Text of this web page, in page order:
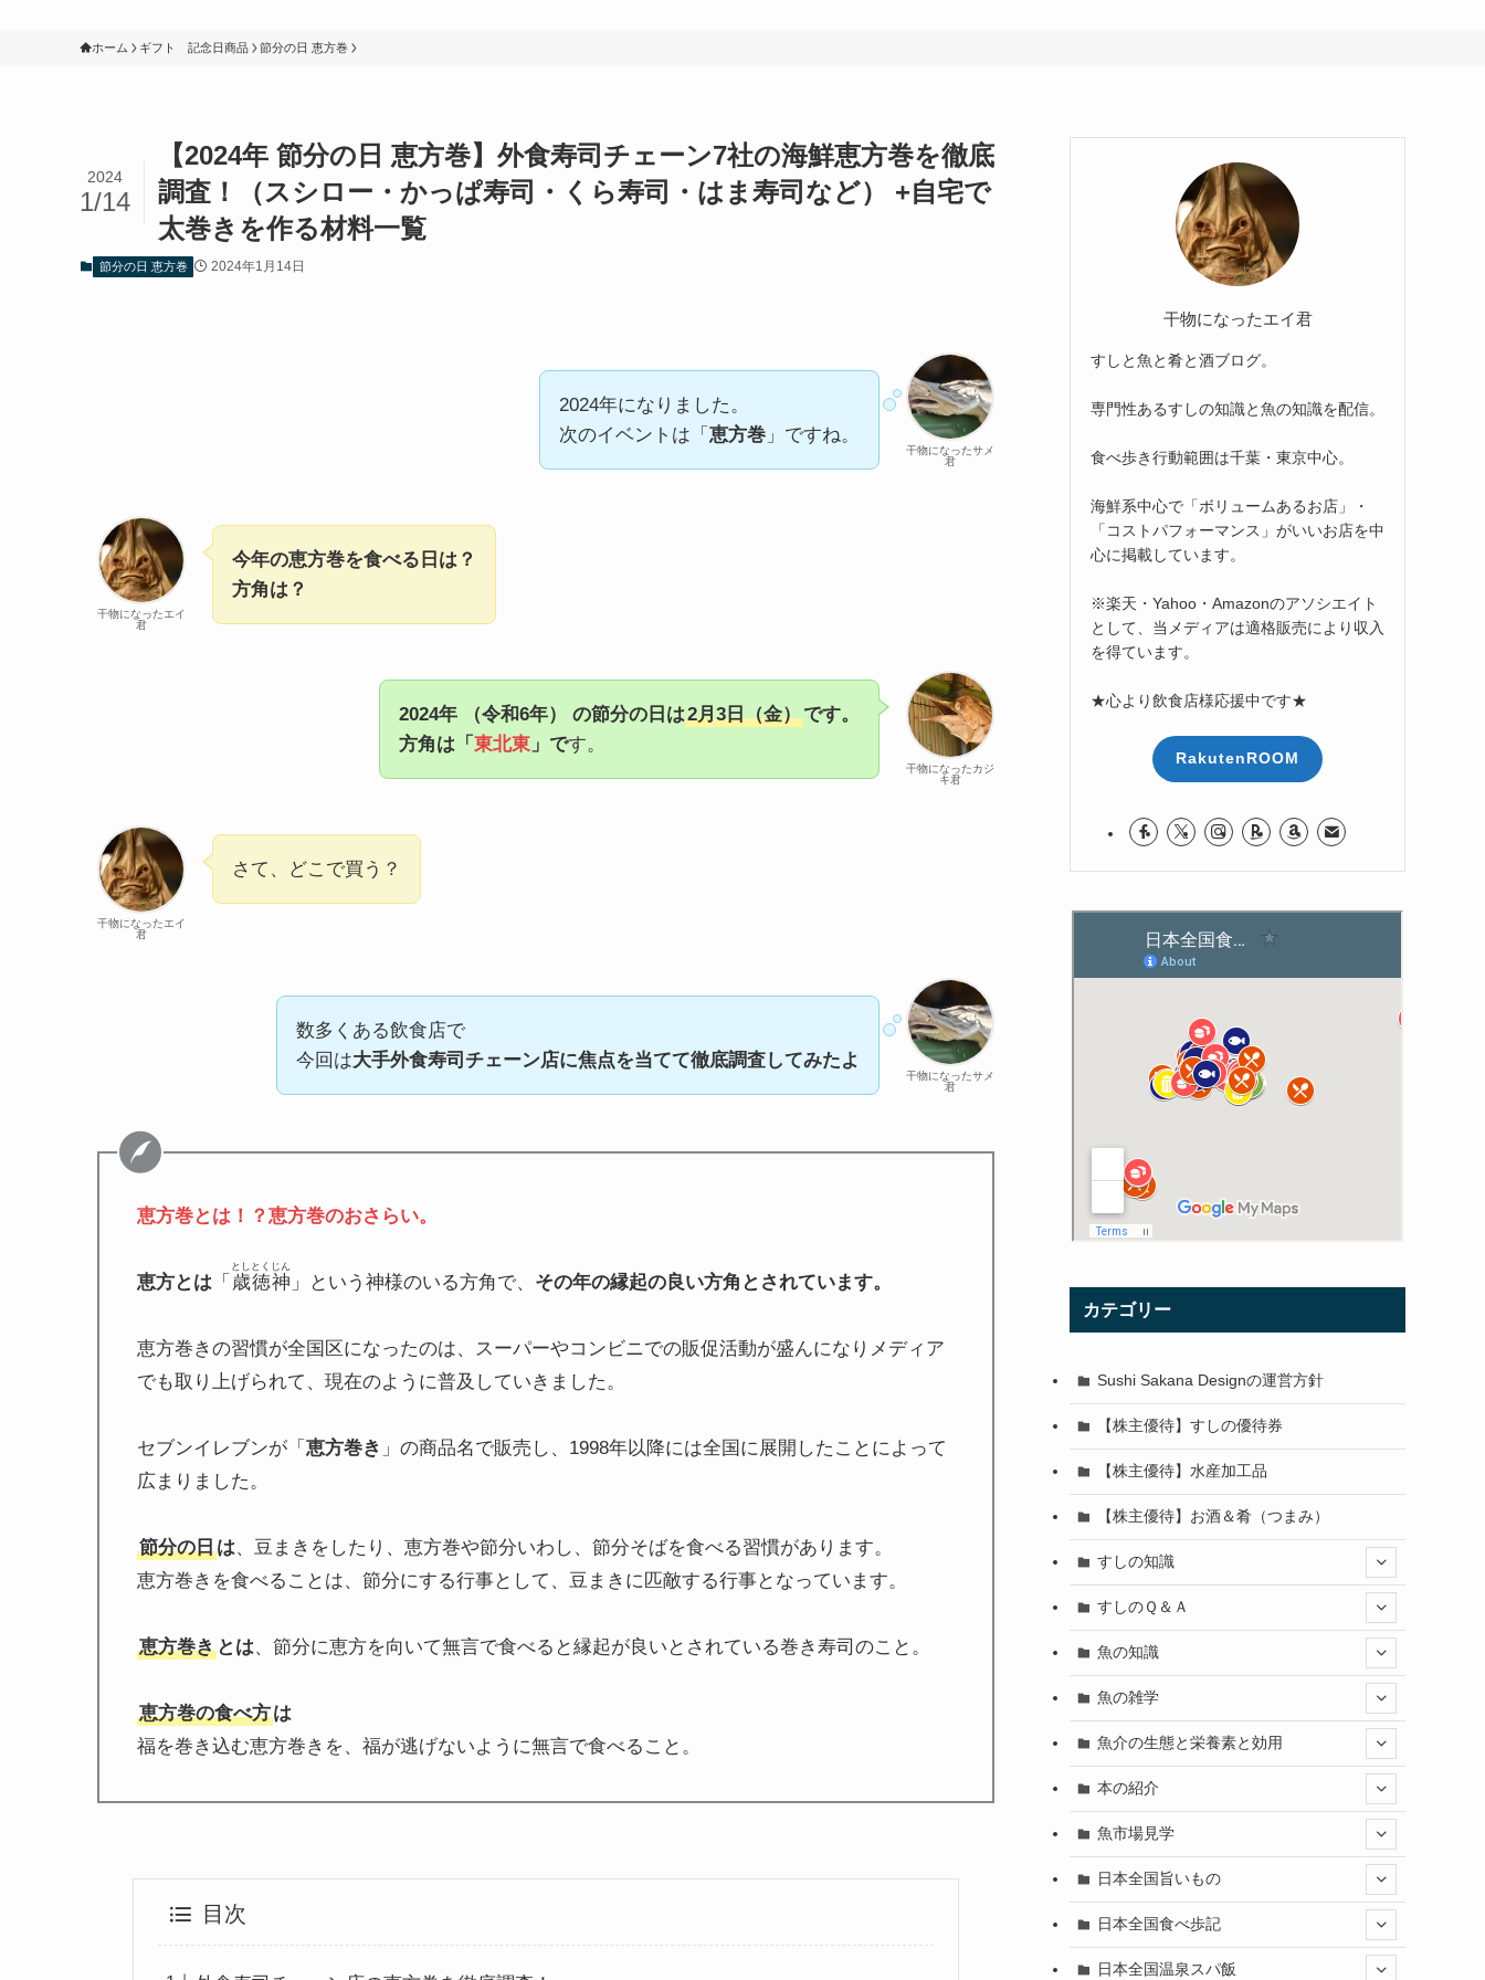
ホーム ギフト 記念日商品 節分の日 恵方巻
【2024年 節分の日 恵方巻】外食寿司チェーン7社の海鮮恵方巻を徹底
調査！（スシロー・かっぱ寿司・くら寿司・はま寿司など） +自宅で
太巻きを作る材料一覧
2024
1/14
節分の日 恵方巻 2024年1月14日
干物になったサメ
君
2024年になりました。
次のイベントは「 恵方巻 」ですね。
干物になったエイ
君
今年の恵方巻を食べる日は？
方角は？
干物になったカジ
キ君
2024年 （令和6年） の節分の日は2月3日（金）です。
方角は「 東北東 」です。
干物になったエイ
君
さて、どこで買う？
干物になったサメ
君
数多くある飲食店で
今回は大手外食寿司チェーン店に焦点を当てて徹底調査してみたよ
恵方巻とは！？恵方巻のおさらい。
恵方とは 「 歳徳神
としとくじん
」という神様のいる方角で、 その年の縁起の良い方角とされています。
恵方巻きの習慣が全国区になったのは、スーパーやコンビニでの販促活動が盛んになりメディア
でも取り上げられて、現在のように普及していきました。
セブンイレブンが「 恵方巻き 」の商品名で販売し、1998年以降には全国に展開したことによって
広まりました。
節分の日は、豆まきをしたり、恵方巻や節分いわし、節分そばを食べる習慣があります。
恵方巻きを食べることは、節分にする行事として、豆まきに匹敵する行事となっています。
恵方巻き とは、節分に恵方を向いて無言で食べると縁起が良いとされている巻き寿司のこと。
恵方巻の食べ方は
福を巻き込む恵方巻きを、福が逃げないように無言で食べること。
目次
干物になったエイ君
すしと魚と肴と酒ブログ。
専門性あるすしの知識と魚の知識を配信。
食べ歩き行動範囲は千葉・東京中心。
海鮮系中心で「ボリュームあるお店」・
「コストパフォーマンス」がいいお店を中
心に掲載しています。
※楽天・Yahoo・Amazonのアソシエイト
として、当メディアは適格販売により収入
を得ています。
★心より飲食店様応援中です★
RakutenROOM
カテゴリー
Sushi Sakana Designの運営方針
【株主優待】すしの優待券
【株主優待】水産加工品
【株主優待】お酒＆肴（つまみ）
すしの知識
すしのＱ＆Ａ
魚の知識
魚の雑学
魚介の生態と栄養素と効用
本の紹介
魚市場見学
日本全国旨いもの
日本全国食べ歩記
日本全国温泉スパ飯